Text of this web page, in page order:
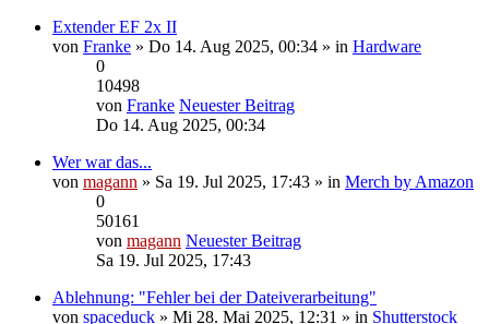
Extender EF 2x II
von Franke » Do 14. Aug 2025, 00:34 » in Hardware
0
10498
von Franke Neuester Beitrag
Do 14. Aug 2025, 00:34
Wer war das...
von magann » Sa 19. Jul 2025, 17:43 » in Merch by Amazon
0
50161
von magann Neuester Beitrag
Sa 19. Jul 2025, 17:43
Ablehnung: "Fehler bei der Dateiverarbeitung"
von spaceduck » Mi 28. Mai 2025, 12:31 » in Shutterstock